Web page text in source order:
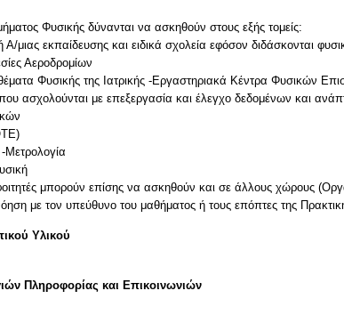
Φυσικής δύνανται να ασκηθούν στους εξής τομείς:
Α/μιας εκπαίδευσης και ειδικά σχολεία εφόσον διδάσκονται
Αεροδρομίων
Φυσικής της Ιατρικής -Εργαστηριακά Κέντρα Φυσικών
ασχολούνται με επεξεργασία και έλεγχο δεδομένων και
μπορούν επίσης να ασκηθούν και σε άλλους χώρους
Υλικού
Πληροφορίας και Επικοινωνιών